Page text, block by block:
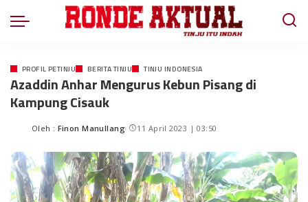
PROFIL PETINJU BERITA TINJU TINJU INDONESIA
Azaddin Anhar Mengurus Kebun Pisang di
Kampung Cisauk
Oleh : Finon Manullang 11 April 2023 | 03:50